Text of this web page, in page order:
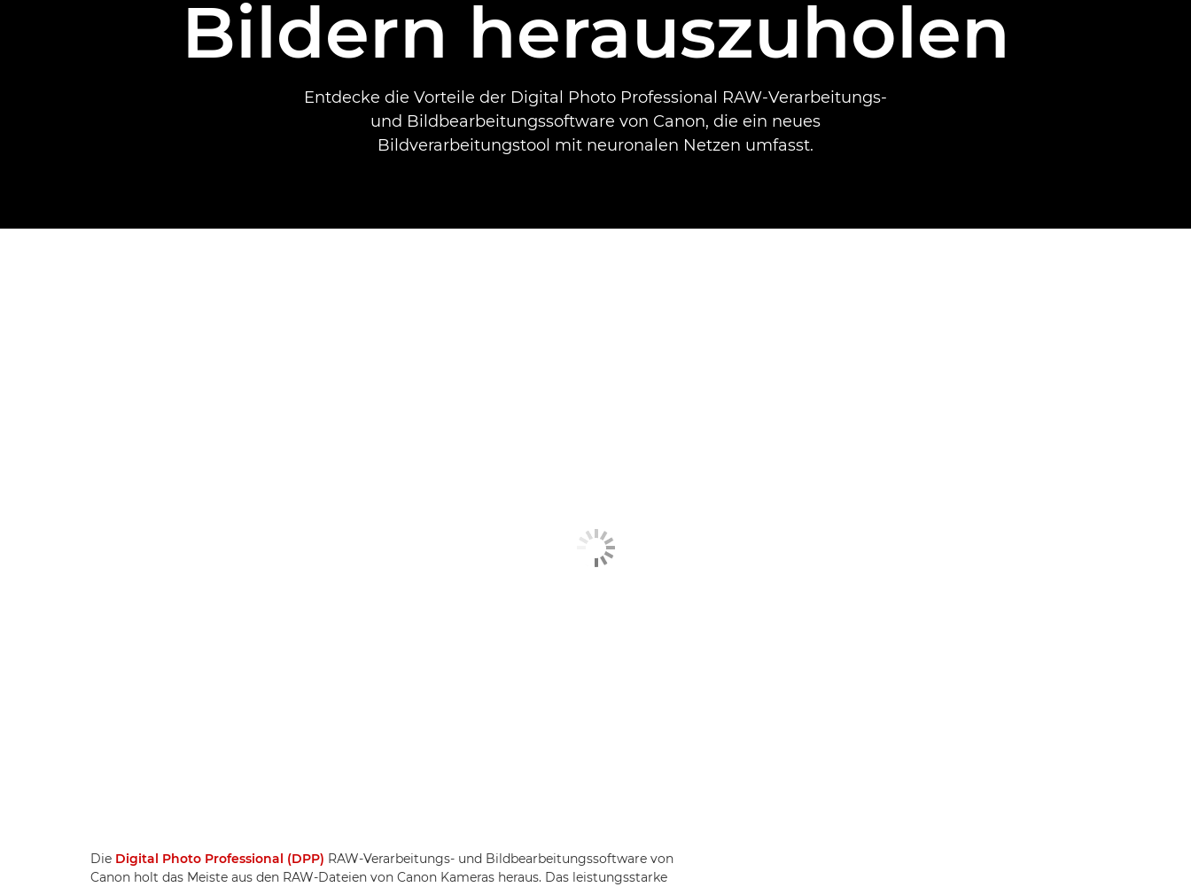
Bildern herauszuholen
Entdecke die Vorteile der Digital Photo Professional RAW-Verarbeitungs-
und Bildbearbeitungssoftware von Canon, die ein neues
Bildverarbeitungstool mit neuronalen Netzen umfasst.
Die Digital Photo Professional (DPP) RAW-Verarbeitungs- und Bildbearbeitungssoftware von
Canon holt das Meiste aus den RAW-Dateien von Canon Kameras heraus. Das leistungsstarke